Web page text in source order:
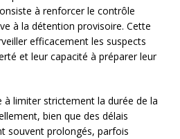
à renforcer le contrôle
à la détention provisoire. Cette
efficacement les suspects
et leur capacité à préparer leur
limiter strictement la durée de la
bien que des délais
souvent prolongés, parfois